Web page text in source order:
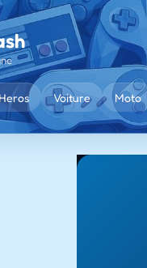
Voiture Moto